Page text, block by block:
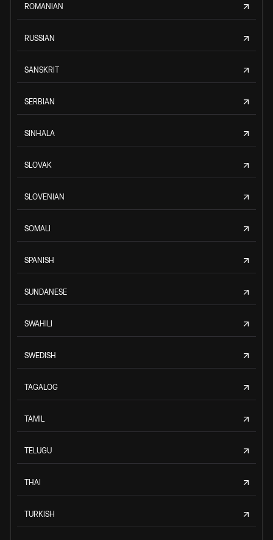
ROMANIAN
RUSSIAN
SANSKRIT
SERBIAN
SINHALA
SLOVAK
SLOVENIAN
SOMALI
SPANISH
SUNDANESE
SWAHILI
SWEDISH
TAGALOG
TAMIL
TELUGU
THAI
TURKISH